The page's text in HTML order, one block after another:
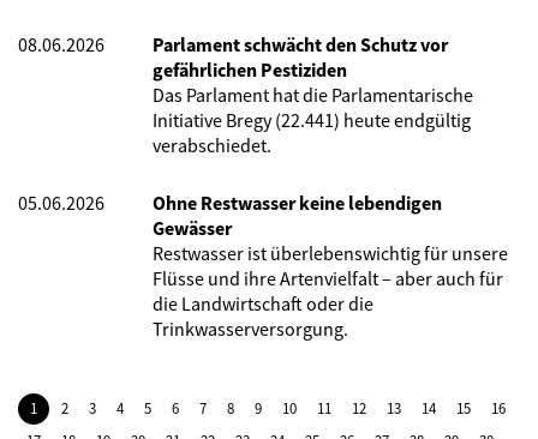
08.06.2026
Parlament schwächt den Schutz vor
gefährlichen Pestiziden
Das Parlament hat die Parlamentarische
Initiative Bregy (22.441) heute endgültig
verabschiedet.
05.06.2026
Ohne Restwasser keine lebendigen
Gewässer
Restwasser ist überlebenswichtig für unsere
Flüsse und ihre Artenvielfalt – aber auch für
die Landwirtschaft oder die
Trinkwasserversorgung.
1 2 3 4 5 6 7 8 9 10 11 12 13 14 15
16